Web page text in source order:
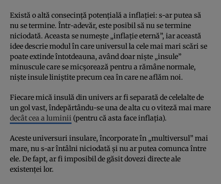
Există o altă consecință potențială a inflației: s-ar putea să
nu se termine. Într-adevăr, este posibil să nu se termine
niciodată. Aceasta se numește „inflație eternă”, iar această
idee descrie modul în care universul la cele mai mari scări se
poate extinde întotdeauna, având doar niște „insule”
minuscule care se micșorează pentru a rămâne normale,
niște insule liniștite precum cea în care ne aflăm noi.
Fiecare mică insulă din univers ar fi separată de celelalte de
un gol vast, îndepărtându-se una de alta cu o viteză mai mare
decât cea a luminii (pentru că asta face inflația).
Aceste universuri insulare, încorporate în „multiversul” mai
mare, nu s-ar întâlni niciodată și nu ar putea comunca între
ele. De fapt, ar fi imposibil de găsit dovezi directe ale
existenței lor.